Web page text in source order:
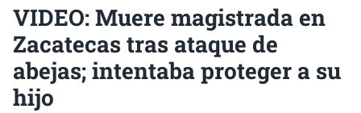
VIDEO: Muere magistrada en
Zacatecas tras ataque de
abejas; intentaba proteger a su
hijo